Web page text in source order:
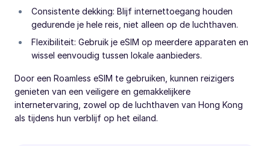
Consistente dekking: Blijf internettoegang houden
gedurende je hele reis, niet alleen op de luchthaven.
Flexibiliteit: Gebruik je eSIM op meerdere apparaten en
wissel eenvoudig tussen lokale aanbieders.
Door een Roamless eSIM te gebruiken, kunnen reizigers
genieten van een veiligere en gemakkelijkere
internetervaring, zowel op de luchthaven van Hong Kong
als tijdens hun verblijf op het eiland.